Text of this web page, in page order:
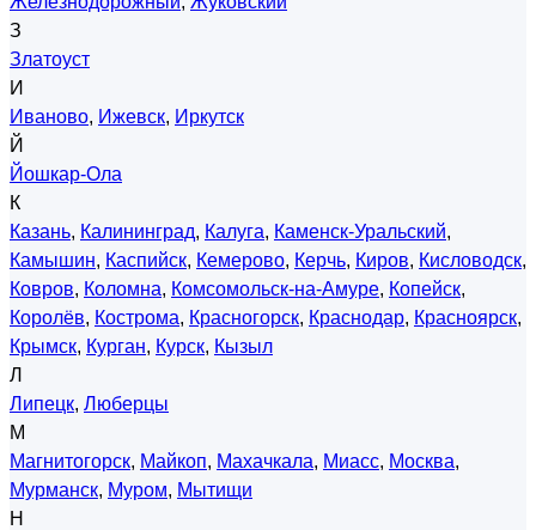
З
Златоуст
И
Иваново, Ижевск, Иркутск
Й
Йошкар-Ола
К
Казань, Калининград, Калуга, Каменск-Уральский,
Камышин, Каспийск, Кемерово, Керчь, Киров, Кисловодск,
Ковров, Коломна, Комсомольск-на-Амуре, Копейск,
Королёв, Кострома, Красногорск, Краснодар, Красноярск,
Крымск, Курган, Курск, Кызыл
Л
Липецк, Люберцы
М
Магнитогорск, Майкоп, Махачкала, Миасс, Москва,
Мурманск, Муром, Мытищи
Н